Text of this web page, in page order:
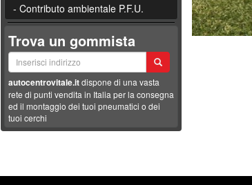
- Contributo ambientale P.F.U.
Trova un gommista
autocentrovitale.itdispone di una vasta
rete di punti vendita in Italia per la consegna
ed il montaggio dei tuoi pneumatici o dei
tuoi cerchi